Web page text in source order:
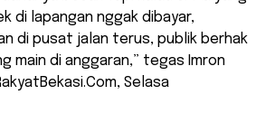
di lapangan nggak dibayar,
di pusat jalan terus, publik berhak
main di anggaran,” tegas Imron
Selasa